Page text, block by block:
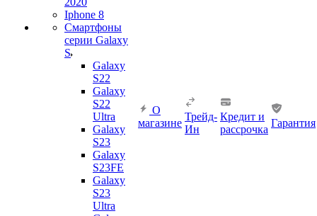
Iphone 8
Смартфоны
серии Galaxy
S
Galaxy
S22
Galaxy
S22
Ultra
Galaxy
S23
Galaxy
S23FE
Galaxy
S23
Ultra
О
магазине
Трейд-
Ин
Кредит и
рассрочка
Гарантия